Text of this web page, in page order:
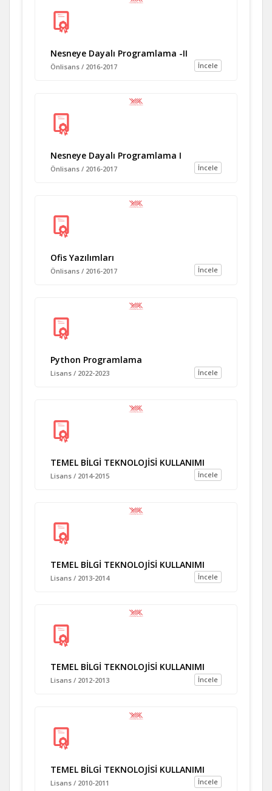
Nesneye Dayalı Programlama -II
İncele
Önlisans / 2016-2017
Nesneye Dayalı Programlama I
İncele
Önlisans / 2016-2017
Ofis Yazılımları
İncele
Önlisans / 2016-2017
Python Programlama
İncele
Lisans / 2022-2023
TEMEL BİLGİ TEKNOLOJİSİ KULLANIMI
İncele
Lisans / 2014-2015
TEMEL BİLGİ TEKNOLOJİSİ KULLANIMI
İncele
Lisans / 2013-2014
TEMEL BİLGİ TEKNOLOJİSİ KULLANIMI
İncele
Lisans / 2012-2013
TEMEL BİLGİ TEKNOLOJİSİ KULLANIMI
İncele
Lisans / 2010-2011